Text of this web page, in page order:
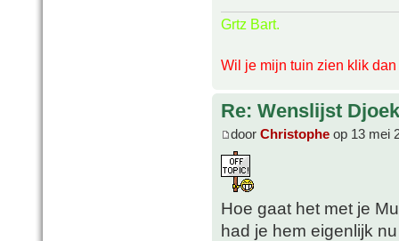
Grtz Bart.
Wil je mijn tuin zien klik dan
Re: Wenslijst
door Christophe op 13 mei
Hoe gaat het met je
had je hem eigenlijk